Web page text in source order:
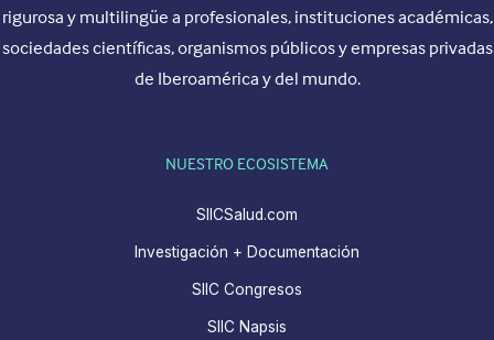
rigurosa y multilingüe a profesionales, instituciones académicas,
sociedades científicas, organismos públicos y empresas privadas
de Iberoamérica y del mundo.
NUESTRO ECOSISTEMA
SIICSalud.com
Investigación + Documentación
SIIC Congresos
SIIC Napsis